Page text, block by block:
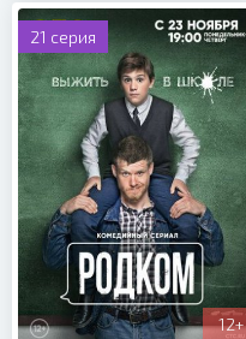
21 серия
12+